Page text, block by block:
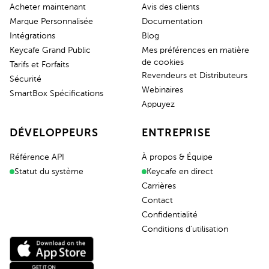
Acheter maintenant
Marque Personnalisée
Intégrations
Keycafe Grand Public
Tarifs et Forfaits
Sécurité
SmartBox Spécifications
Avis des clients
Documentation
Blog
Mes préférences en matière
de cookies
Revendeurs et Distributeurs
Webinaires
Appuyez
DÉVELOPPEURS
Référence API
Statut du système
ENTREPRISE
À propos & Équipe
Keycafe en direct
Carrières
Contact
Confidentialité
Conditions d'utilisation